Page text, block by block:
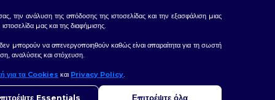
την ανάλυση της απόδοσης της ιστοσελίδας και την εξασφάλιση μιας
μας και της διαφήμισης.
δεν μπορούν να απενεργοποιηθούν καθώς είναι απαραίτητα για τη σωστή
αναλύσεις και στόχευση.
για τα Cookies και Privacy Policy.
Essentials Επιτρέψτε όλα
σας
ερωτήσεις ή απορίες, μπορείτε να επικοινωνήσετε μαζί μας ανά πάσα